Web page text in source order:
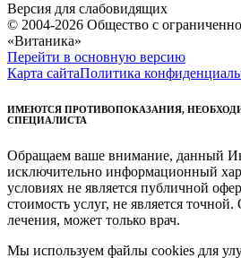
Версия для слабовидящих
© 2004-2026 Общество с
«Витаника»
Перейти в основную версию
Карта сайтаПолитика
ИМЕЮТСЯ ПРОТИВОПОКАЗАНИЯ,
СПЕЦИАЛИСТА
Обращаем ваше внимание, данный
исключительно информационный
условиях не является публичной
стоимость услуг, не является
лечения, может только врач.
Мы используем файлы cookies для